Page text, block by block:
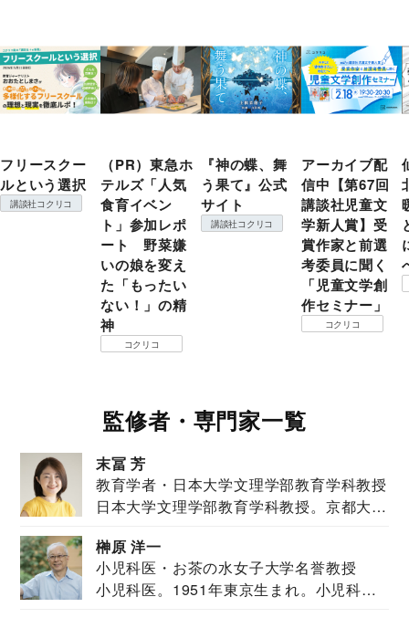
フリースクー
ルという選択
講談社コクリコ
（PR）東急ホ
テルズ「人気
食育イベン
ト」参加レポ
ート 野菜嫌
いの娘を変え
た「もったい
ない！」の精
神
コクリコ
『神の蝶、舞
う果て』公式
サイト
講談社コクリコ
アーカイブ配
信中【第67回
講談社児童文
学新人賞】受
賞作家と前選
考委員に聞く
「児童文学創
作セミナー」
コクリコ
監修者・専門家一覧
末冨 芳
教育学者・日本大学文理学部教育学科教授
日本大学文理学部教育学科教授。京都大学
榊原 洋一
小児科医・お茶の水女子大学名誉教授
小児科医。1951年東京生まれ。小児科